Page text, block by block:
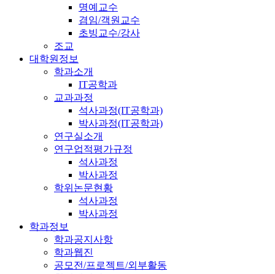
명예교수
겸임/객원교수
초빙교수/강사
조교
대학원정보
학과소개
IT공학과
교과과정
석사과정(IT공학과)
박사과정(IT공학과)
연구실소개
연구업적평가규정
석사과정
박사과정
학위논문현황
석사과정
박사과정
학과정보
학과공지사항
학과웹진
공모전/프로젝트/외부활동